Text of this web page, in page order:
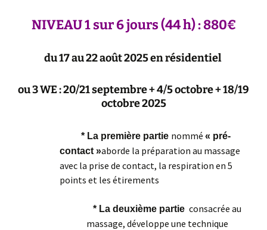
NIVEAU 1 sur 6 jours (44 h) : 880€
du 17 au 22 août 2025 en résidentiel
ou 3 WE : 20/21 septembre + 4/5 octobre + 18/19
octobre 2025
* La première partie nommé « pré-
contact »aborde la préparation au massage
avec la prise de contact, la respiration en 5
points et les étirements
* La deuxième partie consacrée au
massage, développe une technique